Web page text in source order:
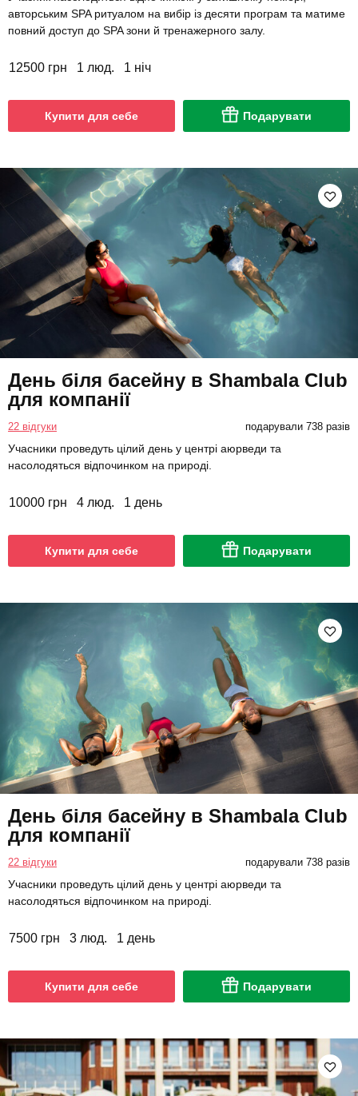
авторським SPA ритуалом на вибір із десяти програм та матиме
повний доступ до SPA зони й тренажерного залу.
12500 грн 1 люд. 1 ніч
Купити для себе Подарувати
День біля басейну в Shambala Club
для компанії
22 відгуки подарували 738 разів
Учасники проведуть цілий день у центрі аюрведи та
насолодяться відпочинком на природі.
10000 грн 4 люд. 1 день
Купити для себе Подарувати
День біля басейну в Shambala Club
для компанії
22 відгуки подарували 738 разів
Учасники проведуть цілий день у центрі аюрведи та
насолодяться відпочинком на природі.
7500 грн 3 люд. 1 день
Купити для себе Подарувати